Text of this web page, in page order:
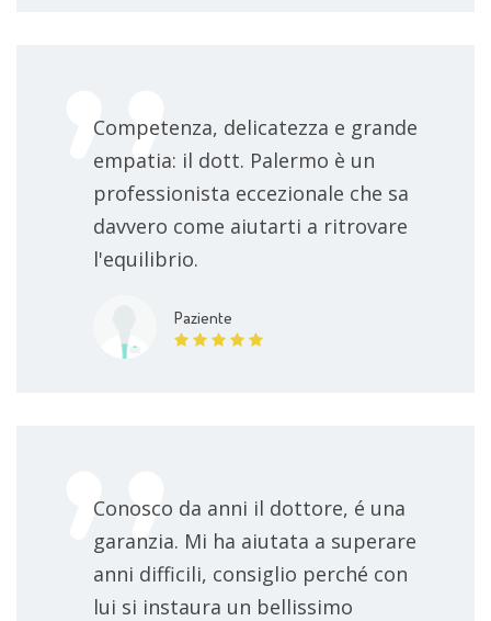
Competenza, delicatezza e grande
empatia: il dott. Palermo è un
professionista eccezionale che sa
davvero come aiutarti a ritrovare
l'equilibrio.
Paziente
Conosco da anni il dottore, é una
garanzia. Mi ha aiutata a superare
anni difficili, consiglio perché con
lui si instaura un bellissimo